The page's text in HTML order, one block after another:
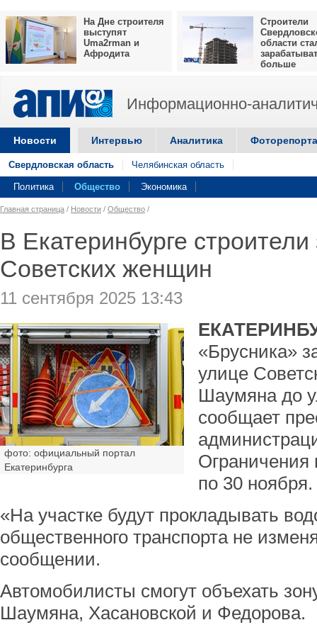
На Дне строителя
выступят
Uma2rman и
Афродита
Строители
области
больше
Информационно-
Новости Интервью Аналитика
Свердловская область Челябинская область
Политика Общество Экономика
Главная страница / Новости / Общество /
В Екатеринбурге
Советских женщин
11 сентября 2025 13:43
фото: официальный портал
Екатеринбурга
«Брусника»
улице
Шаумяна до
сообщает
Ограничения
по 30 ноября.
«На участке будут прокладывать
общественного транспорта не
сообщении.
Автомобилисты смогут объехать
Шаумяна, Хасановской и Федорова.